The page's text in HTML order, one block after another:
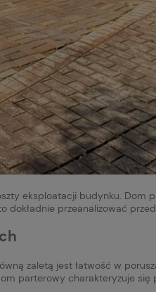
eksploatacji budynku. Dom
dokładnie przeanalizować
zaletą jest łatwość w
parterowy charakteryzuje się